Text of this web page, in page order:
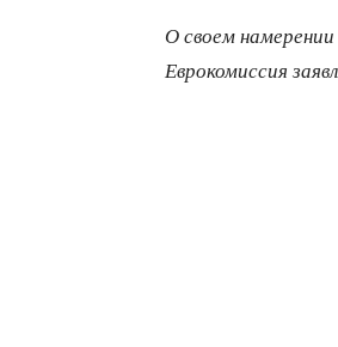
О своем
Еврокомиссия